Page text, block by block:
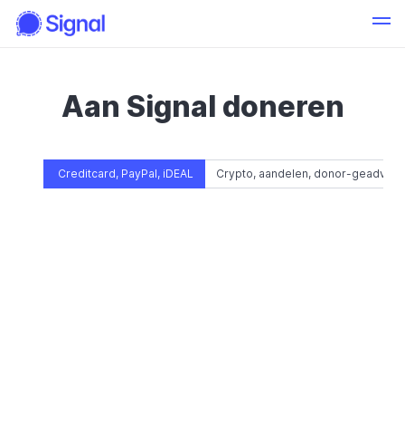
Aan Signal doneren
Creditcard, PayPal, iDEAL Crypto, aandelen, donor-